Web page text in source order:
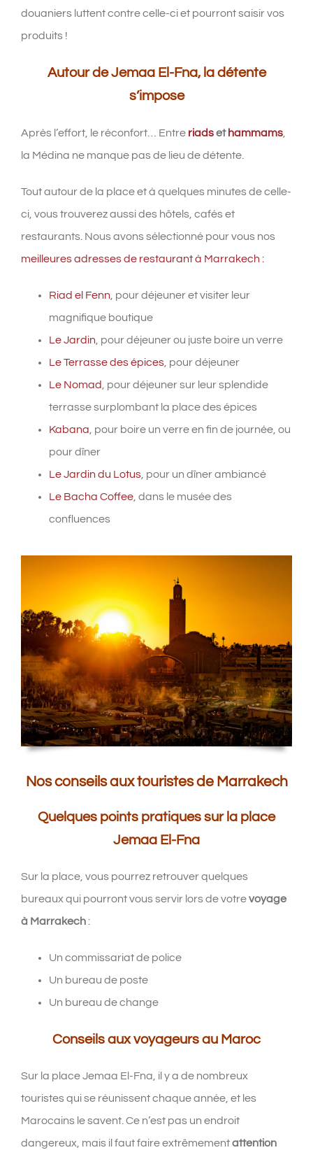
douaniers luttent contre celle-ci et pourront saisir vos
produits !
Autour de Jemaa El-Fna, la détente
s’impose
Après l’effort, le réconfort… Entre riadsethammams,
la Médina ne manque pas de lieu de détente.
Tout autour de la place et à quelques minutes de celle-
ci, vous trouverez aussi des hôtels, cafés et
restaurants. Nous avons sélectionné pour vous nos
meilleures adresses de restaurant à Marrakech :
Riad el Fenn , pour déjeuner et visiter leur
magnifique boutique
Le Jardin , pour déjeuner ou juste boire un verre
Le Terrasse des épices, pour déjeuner
Le Nomad , pour déjeuner sur leur splendide
terrasse surplombant la place des épices
Kabana , pour boire un verre en fin de journée, ou
pour dîner
Le Jardin du Lotus, pour un dîner ambiancé
Le Bacha Coffee, dans le musée des
confluences
Nos conseils aux touristes de Marrakech
Quelques points pratiques sur la place
Jemaa El-Fna
Sur la place, vous pourrez retrouver quelques
bureaux qui pourront vous servir lors de votrevoyage
à Marrakech:
Un commissariat de police
Un bureau de poste
Un bureau de change
Conseils aux voyageurs au Maroc
Sur la place Jemaa El-Fna, il y a de nombreux
touristes qui se réunissent chaque année, et les
Marocains le savent. Ce n’est pas un endroit
dangereux, mais il faut faire extrêmementattention